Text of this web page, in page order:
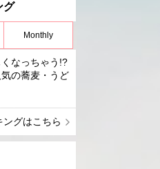
グ
Monthly
なっちゃう!?
の蕎麦・うど
ングはこちら